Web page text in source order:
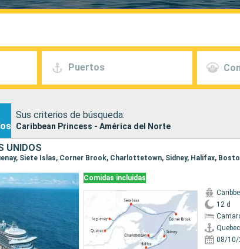
Puertos
Sus criterios de búsqueda:
Caribbean Princess - América del Norte
UNIDOS
Siete Islas, Corner Brook, Charlottetown, Sidney, Halifax,
Comidas incluidas
12 d
Quebec
08/10/